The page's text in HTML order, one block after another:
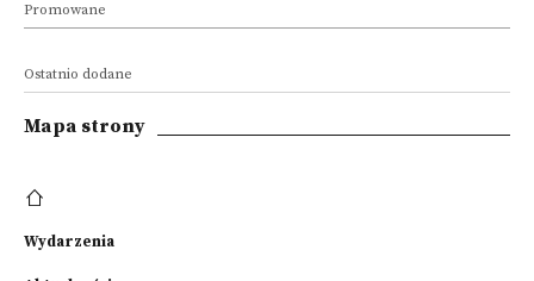
Promowane
Ostatnio dodane
Mapa strony
Wydarzenia